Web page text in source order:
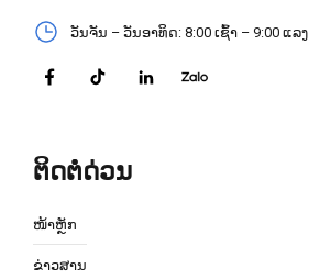
ວັນຈັນ – ວັນອາທິດ: 8:00 ເຊົ້າ – 9:00 ແລງ
ຕິດຕໍ່ດ່ວນ
ໜ້າຫຼັກ
ຂ່າວສານ